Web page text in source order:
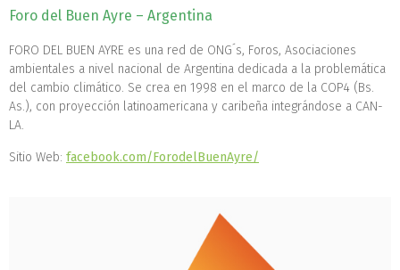
Foro del Buen Ayre – Argentina
FORO DEL BUEN AYRE es una red de ONG´s, Foros, Asociaciones
ambientales a nivel nacional de Argentina dedicada a la problemática
del cambio climático. Se crea en 1998 en el marco de la COP4 (Bs.
As.), con proyección latinoamericana y caribeña integrándose a CAN-
LA.
Sitio Web: facebook.com/ForodelBuenAyre/